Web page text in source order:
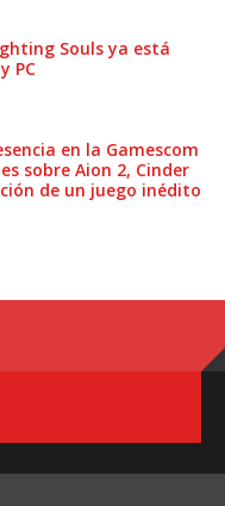
Souls ya está
PC
en la Gamescom
sobre Aion 2, Cinder
de un juego inédito